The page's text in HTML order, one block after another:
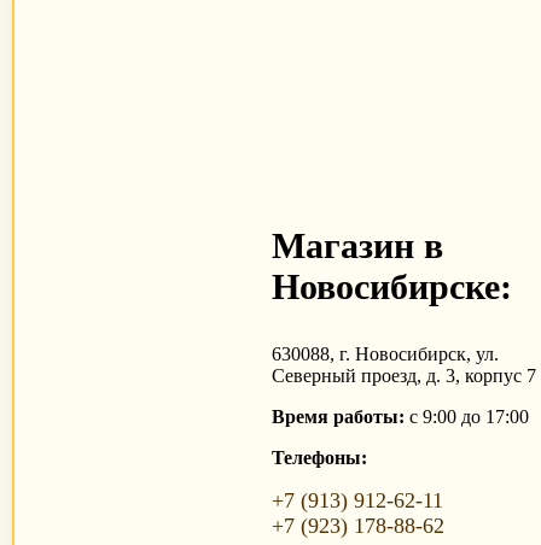
Магазин в
Новосибирске:
630088, г. Новосибирск, ул.
Северный проезд, д. 3, корпус 7
Время работы: с 9:00 до 17:00
Телефоны:
+7 (913) 912-62-11
+7 (923) 178-88-62